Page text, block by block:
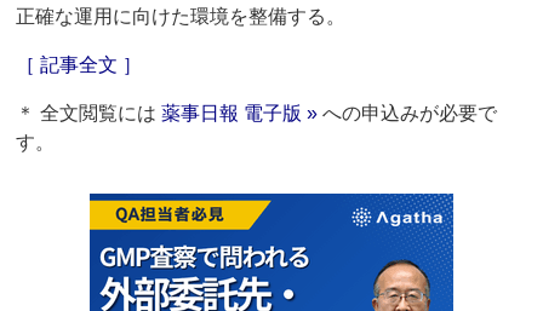
正確な運用に向けた環境を整備する。
［ 記事全文 ］
＊ 全文閲覧には薬事日報 電子版 » への申込みが必要で
す。